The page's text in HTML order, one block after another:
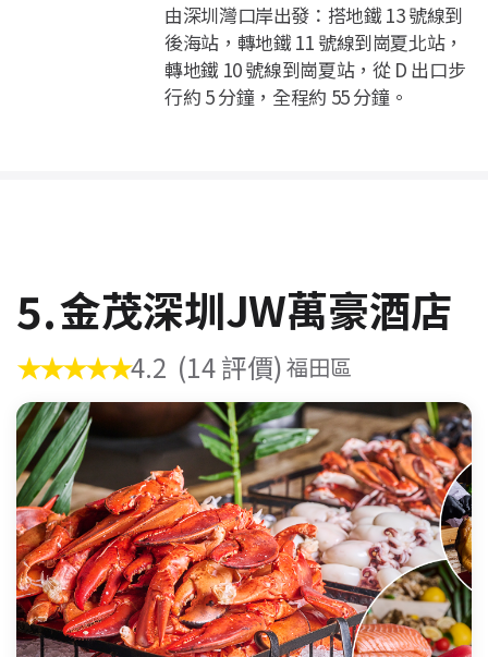
由深圳灣口岸出發：搭地鐵 13 號線到
後海站，轉地鐵 11 號線到崗夏北站，
轉地鐵 10 號線到崗夏站，從 D 出口步
行約 5 分鐘，全程約 55 分鐘。
5.金茂深圳JW萬豪酒店
★★★★★4.2 (14 評價)福田區